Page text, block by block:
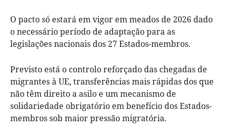
O pacto só estará em vigor em meados de 2026 dado
o necessário período de adaptação para as
legislações nacionais dos 27 Estados-membros.
Previsto está o controlo reforçado das chegadas de
migrantes à UE, transferências mais rápidas dos que
não têm direito a asilo e um mecanismo de
solidariedade obrigatório em benefício dos Estados-
membros sob maior pressão migratória.